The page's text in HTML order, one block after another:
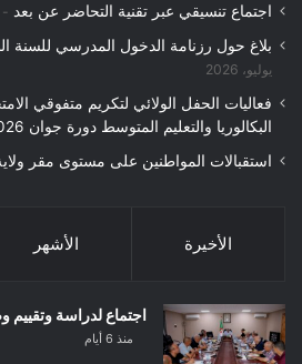
اجتماع تنسيقي عبر تقنية التحاضر عن بعد
بلاغ حول رزنامة الدخول المدرسي للسنة الدراسية
يوليو، 2026
فعاليات الحفل الولائي لتكريم متفوقي
البكالوريا والتعليم المتوسط دورة جوان 2026
استقبالات المواطنين على مستوى مقر
الأخيرة الأشهر
اجتماع لدراسة وتقييم
منذ 6 أيام